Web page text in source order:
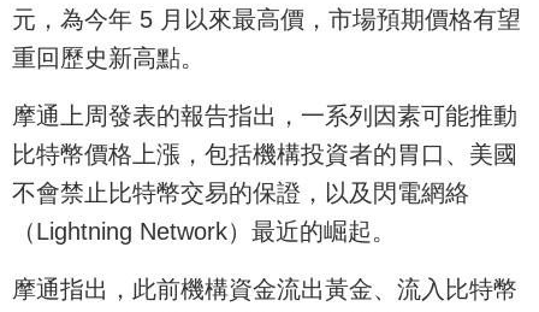
元，為今年 5 月以來最高價，市場預期價格有望
重回歷史新高點。
摩通上周發表的報告指出，一系列因素可能推動
比特幣價格上漲，包括機構投資者的胃口、美國
不會禁止比特幣交易的保證，以及閃電網絡
（Lightning Network）最近的崛起。
摩通指出，此前機構資金流出黃金、流入比特幣